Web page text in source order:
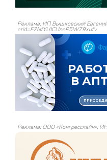
Реклама: ИП Вышковский
erid=F7NfYUJCUneP5W79xufv
Реклама: ООО «Конгресслайн»,